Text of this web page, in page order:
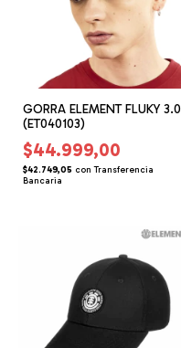
GORRA ELEMENT FLUKY 3.0
(ET040103)
$44.999,00
$42.749,05 con Transferencia
Bancaria